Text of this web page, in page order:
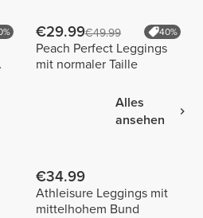
€29.99€49.99 40%
Peach Perfect Leggings
mit normaler Taille
Alles
ansehen
€34.99
Athleisure Leggings mit
mittelhohem Bund